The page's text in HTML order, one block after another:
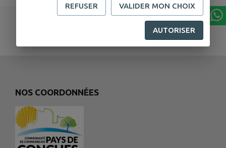
NOS COORDONNÉES
REFUSER VALIDER MON CHOIX
AUTORISER